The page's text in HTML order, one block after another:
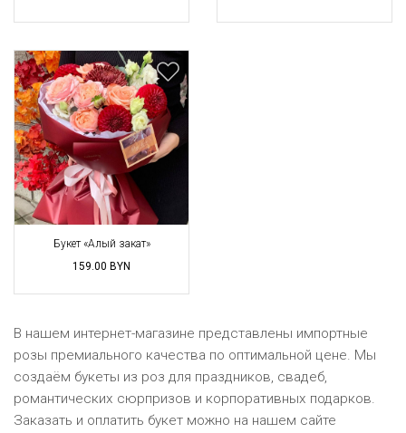
Букет «Алый закат»
159.00 BYN
В нашем интернет-магазине представлены импортные
розы премиального качества по оптимальной цене. Мы
создаём букеты из роз для праздников, свадеб,
романтических сюрпризов и корпоративных подарков.
Заказать и оплатить букет можно на нашем сайте